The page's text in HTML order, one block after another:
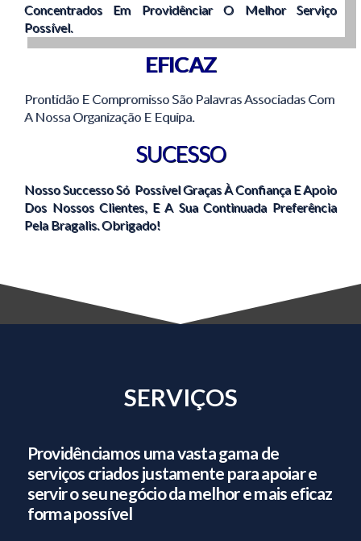
Concentrados Em Providênciar O Melhor Serviço
Possível.
EFICAZ
Prontidão E Compromisso São Palavras Associadas Com
A Nossa Organização E Equipa.
SUCESSO
Nosso Successo Só Possível Graças À Confiança E Apoio
Dos Nossos Clientes, E A Sua Continuada Preferência
Pela Bragalis. Obrigado!
SERVIÇOS
Providênciamos uma vasta gama de
serviços criados justamente para apoiar e
servir o seu negócio da melhor e mais eficaz
forma possível